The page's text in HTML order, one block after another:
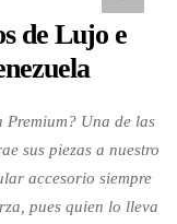
de Lujo e
Premium? Una de las
sus piezas a nuestro
accesorio siempre
pues quien lo lleva